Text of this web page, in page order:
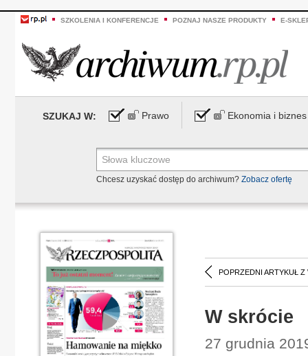
SZKOLENIA I KONFERENCJE POZNAJ NASZE PRODUKTY E-
SZUKAJ W: Prawo Ekonomia i biznes
Chcesz uzyskać dostęp do archiwum? Zobacz ofertę
POPRZEDNI ARTYKUŁ Z
W skrócie
27 grudnia